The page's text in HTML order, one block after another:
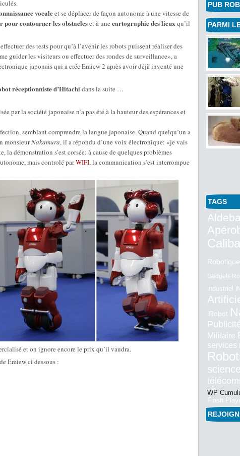
vocaleet se déplacer de façon autonome à une vitesse de
pour contourner les obstacleset à une cartographie des lieux qu’il
des tests pour qu’à l’avenir les robots puissent réaliser des
guider les visiteurs ou effectuer des rondes de surveillance», a
japonais qui a crée Emiew 2 après avoir déjà inventé une
réceptionniste d’Hitachi dans la suite …
par la société japonaise n’a pas été à la hauteur des espérances et
semblant comprendre la langue japonaise. Quand quelqu’un a
monsieurNakamura, il a répondu d’une voix électronique: «je vais
démonstration s’est corsée: à cause de quelques problèmes
mais controlé parWIFI, la communication s’est interrompue
et on ignore encore le prix qu’il vaudra.
Emiew ci dessous :
PUB
PARMI
TAGS
Robotique
Gadgets
industriel
iRobot
Militaire
services
WP
Flash